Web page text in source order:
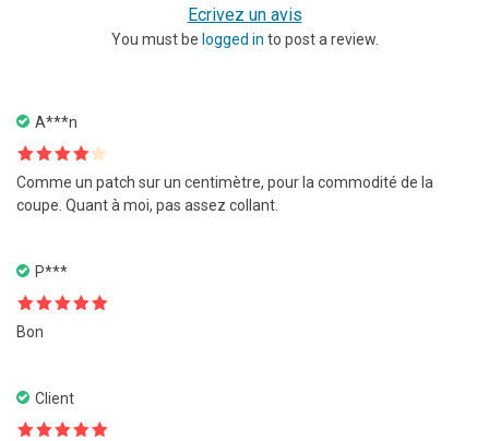
Ecrivez un avis
You must be logged in to post a review.
A***n
Note
sur 5
Comme un patch sur un centimètre, pour la commodité de la
coupe. Quant à moi, pas assez collant.
P***
Note
5
Bon
Client